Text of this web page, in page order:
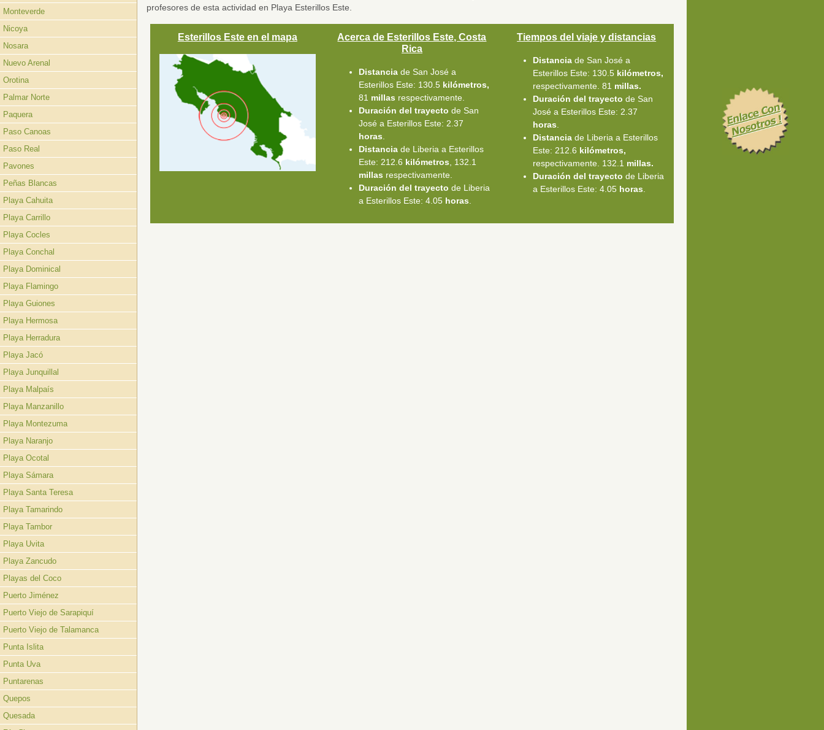
Monteverde
Nicoya
Nosara
Nuevo Arenal
Orotina
Palmar Norte
Paquera
Paso Canoas
Paso Real
Pavones
Peñas Blancas
Playa Cahuita
Playa Carrillo
Playa Cocles
Playa Conchal
Playa Dominical
Playa Flamingo
Playa Guiones
Playa Hermosa
Playa Herradura
Playa Jacó
Playa Junquillal
Playa Malpaís
Playa Manzanillo
Playa Montezuma
Playa Naranjo
Playa Ocotal
Playa Sámara
Playa Santa Teresa
Playa Tamarindo
Playa Tambor
Playa Uvita
Playa Zancudo
Playas del Coco
Puerto Jiménez
Puerto Viejo de Sarapiquí
Puerto Viejo de Talamanca
Punta Islita
Punta Uva
Puntarenas
Quepos
Quesada
profesores de esta actividad en Playa Esterillos Este.
Esterillos Este en el mapa
Acerca de Esterillos Este, Costa
Rica
Distanciade San José a
Esterillos Este: 130.5 kilómetros,
81 millas respectivamente.
Duración del trayecto de San
José a Esterillos Este: 2.37
horas
Distanciade Liberia a Esterillos
Este: 212.6 kilómetros , 132.1
millas respectivamente.
Duración del trayecto de Liberia
a Esterillos Este: 4.05 horas
Tiempos del viaje y distancias
Distancia de San José a
Esterillos Este: 130.5 kilómetros,
respectivamente. 81 millas.
Duración del trayectode San
José a Esterillos Este: 2.37
horas
Distancia de Liberia a Esterillos
Este: 212.6 kilómetros,
respectivamente. 132.1 millas.
Duración del trayectode Liberia
a Esterillos Este: 4.05 horas